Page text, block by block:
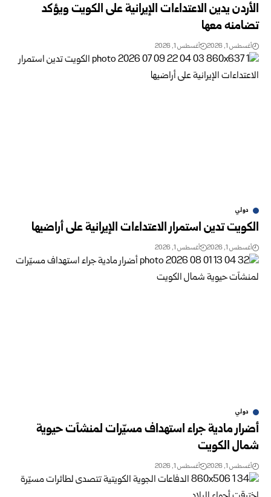
الأردن يدين الاعتداءات الإيرانية على الكويت ويؤكد
تضامنه معها
أغسطس 1, 2026 أغسطس 1, 2026
دولي
الكويت تدين استمرار الاعتداءات الإيرانية على أراضيها
أغسطس 1, 2026 أغسطس 1, 2026
دولي
أضرار مادية جراء استهداف مسيّرات لمنشآت حيوية
شمال الكويت
أغسطس 1, 2026 أغسطس 1, 2026